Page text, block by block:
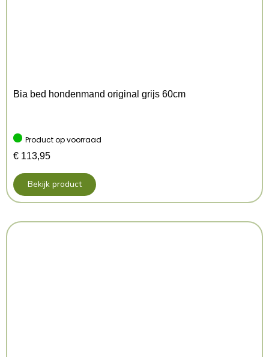
Kenmerken: 55×1 cm
Bia bed hondenmand original grijs 60cm
Product op voorraad
€ 113,95
Bekijk product